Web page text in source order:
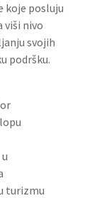
koje posluju
viši nivo
svojih
podršku.
turizmu